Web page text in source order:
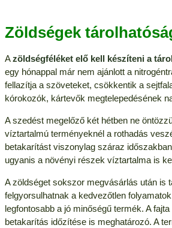
Zöldségek
Azöldségféléket elő kell készíteni a
egy hónappal már nem ajánlott a
fellazítja a szöveteket, csökkentik a
kórokozók, kártevők megtelepedésének
A szedést megelőző két hétben ne
víztartalmú terményeknél a rothadás
betakarítást viszonylag száraz
ugyanis a növényi részek víztartalma is
A zöldséget sokszor megvásárlás után is
felgyorsulhatnak a kedvezőtlen
legfontosabb a jó minőségű termék. A
betakarítás időzítése is meghatározó. A